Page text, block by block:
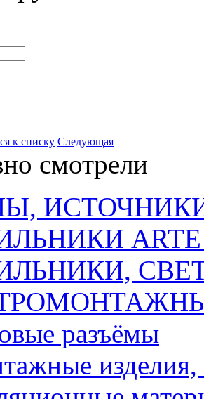
к списку Следующая
смотрели
ARTE
разъёмы